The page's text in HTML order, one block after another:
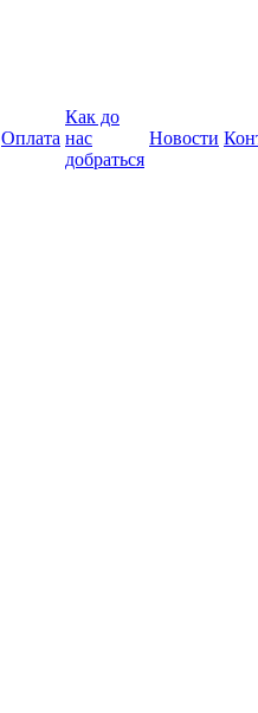
Оплата
Как до
нас
добраться
Новости